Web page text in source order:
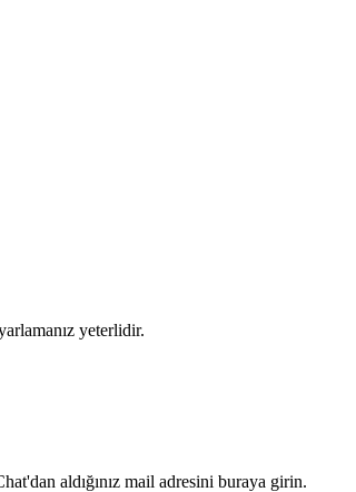
yeterlidir.
aldığınız mail adresini buraya girin.